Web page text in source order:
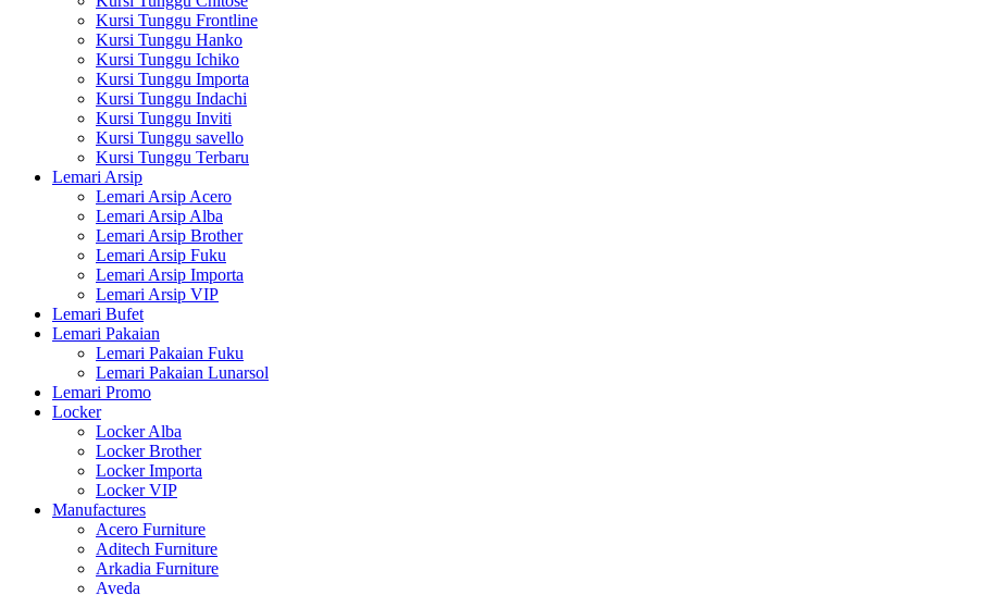
Kursi Tunggu Frontline
Kursi Tunggu Hanko
Kursi Tunggu Ichiko
Kursi Tunggu Importa
Kursi Tunggu Indachi
Kursi Tunggu Inviti
Kursi Tunggu savello
Kursi Tunggu Terbaru
Lemari Arsip
Lemari Arsip Acero
Lemari Arsip Alba
Lemari Arsip Brother
Lemari Arsip Fuku
Lemari Arsip Importa
Lemari Arsip VIP
Lemari Bufet
Lemari Pakaian
Lemari Pakaian Fuku
Lemari Pakaian Lunarsol
Lemari Promo
Locker
Locker Alba
Locker Brother
Locker Importa
Locker VIP
Manufactures
Acero Furniture
Aditech Furniture
Arkadia Furniture
Aveda